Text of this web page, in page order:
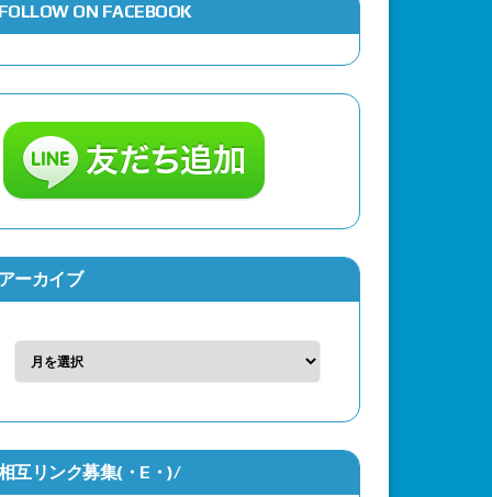
ON FACEBOOK
ーカイブ
互リンク募集(・Ε・)/